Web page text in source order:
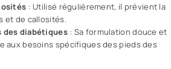
: Utilisé régulièrement, il prévient la
et de callosités.
des diabétiques: Sa formulation douce et
aux besoins spécifiques des pieds des